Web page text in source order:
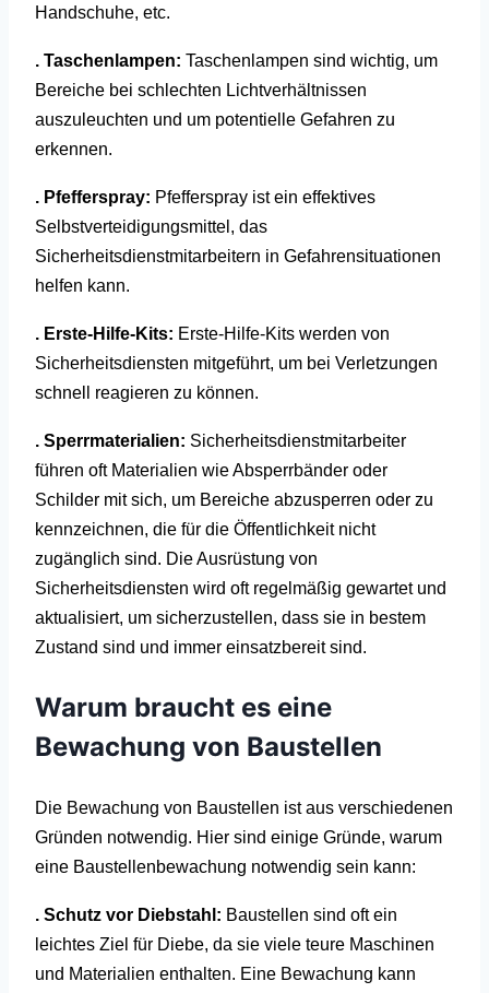
Handschuhe, etc.
. Taschenlampen: Taschenlampen sind wichtig, um
Bereiche bei schlechten Lichtverhältnissen
auszuleuchten und um potentielle Gefahren zu
erkennen.
. Pfefferspray: Pfefferspray ist ein effektives
Selbstverteidigungsmittel, das
Sicherheitsdienstmitarbeitern in Gefahrensituationen
helfen kann.
. Erste-Hilfe-Kits: Erste-Hilfe-Kits werden von
Sicherheitsdiensten mitgeführt, um bei Verletzungen
schnell reagieren zu können.
. Sperrmaterialien: Sicherheitsdienstmitarbeiter
führen oft Materialien wie Absperrbänder oder
Schilder mit sich, um Bereiche abzusperren oder zu
kennzeichnen, die für die Öffentlichkeit nicht
zugänglich sind. Die Ausrüstung von
Sicherheitsdiensten wird oft regelmäßig gewartet und
aktualisiert, um sicherzustellen, dass sie in bestem
Zustand sind und immer einsatzbereit sind.
Warum braucht es eine
Bewachung von Baustellen
Die Bewachung von Baustellen ist aus verschiedenen
Gründen notwendig. Hier sind einige Gründe, warum
eine Baustellenbewachung notwendig sein kann:
. Schutz vor Diebstahl: Baustellen sind oft ein
leichtes Ziel für Diebe, da sie viele teure Maschinen
und Materialien enthalten. Eine Bewachung kann